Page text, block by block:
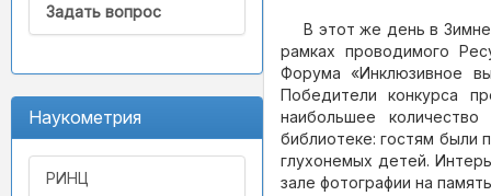
Задать вопрос
Наукометрия
РИНЦ
В этот же день в
рамках проводимого
Форума «Инклюзивное
Победители конкурса
наибольшее
библиотеке: гостям были
глухонемых детей.
зале фотографии на